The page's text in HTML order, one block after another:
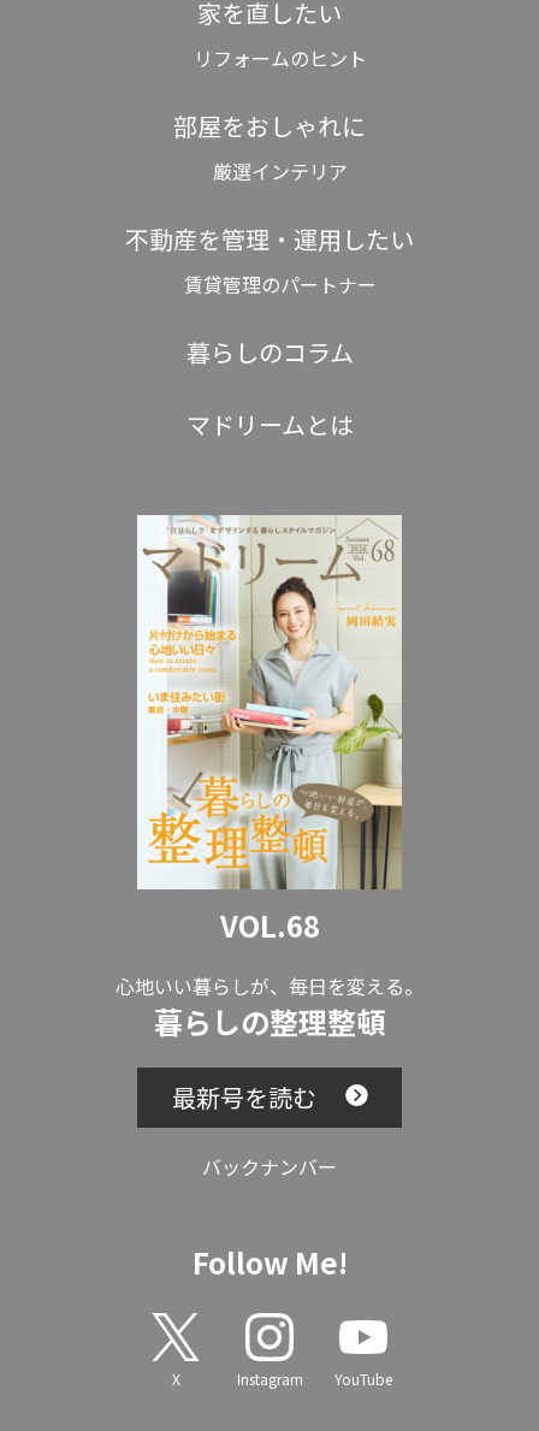
家を直したい
リフォームのヒント
部屋をおしゃれに
厳選インテリア
不動産を管理・運用したい
賃貸管理のパートナー
暮らしのコラム
マドリームとは
VOL.68
心地いい暮らしが、毎日を変える。
暮らしの整理整頓
最新号を読む
バックナンバー
Follow Me!
X Instagram YouTube